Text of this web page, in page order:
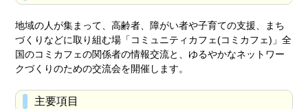
地域の人が集まって、高齢者、障がい者や子育ての支援、まち
づくりなどに取り組む場「コミュニティカフェ(コミカフェ)」全
国のコミカフェの関係者の情報交流と、ゆるやかなネットワー
クづくりのための交流会を開催します。
主要項目